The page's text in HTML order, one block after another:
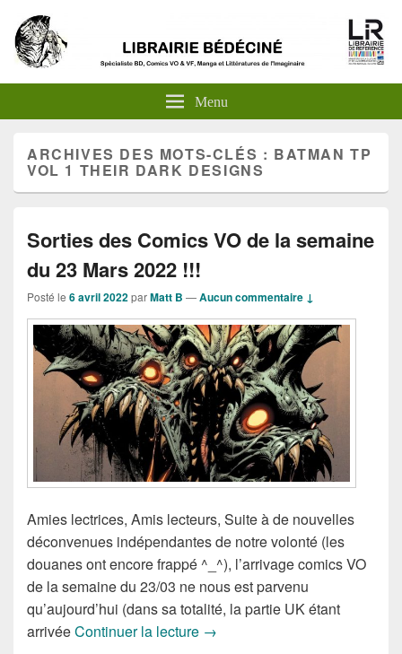
Menu
ARCHIVES DES MOTS-CLÉS : BATMAN TP
VOL 1 THEIR DARK DESIGNS
Sorties des Comics VO de la semaine
du 23 Mars 2022 !!!
Posté le 6 avril 2022parMatt B —Aucun commentaire ↓
Amies lectrices, Amis lecteurs, Suite à de nouvelles
déconvenues indépendantes de notre volonté (les
douanes ont encore frappé ^_^), l’arrivage comics VO
de la semaine du 23/03 ne nous est parvenu
qu’aujourd’hui (dans sa totalité, la partie UK étant
arrivéeContinuer la lecture Sorties des Comics VO de la
→